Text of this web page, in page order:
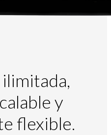
y
flexible.